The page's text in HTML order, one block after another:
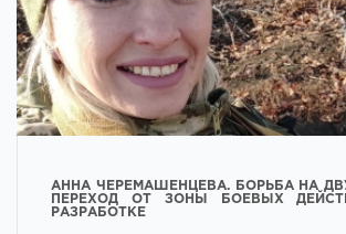
АННА ЧЕРЕМАШЕНЦЕВА. БОРЬБА НА
ПЕРЕХОД ОТ ЗОНЫ БОЕВЫХ
РАЗРАБОТКЕ